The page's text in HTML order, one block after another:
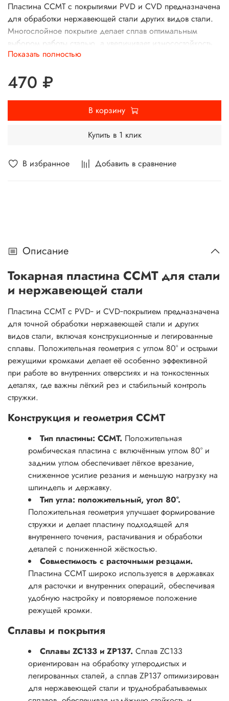
В избранное Добавить в сравнение
Пластина CCMT с покрытиями PVD и CVD предназначена
для обработки нержавеющей стали других видов стали.
Многослойное покрытие делает сплав оптимальным
выбором работы сталью, а увеличивает износостойкость
ударную вязкость, что подходит общей Стружколомы HM,
внутренними отверстиями.
Показать полностью
470 ₽
В корзину
Купить в 1 клик
Описание
Токарная пластина CCMT для стали
и нержавеющей стали
Пластина CCMT с PVD‑ и CVD‑покрытием предназначена
для точной обработки нержавеющей стали и других
видов стали, включая конструкционные и легированные
сплавы. Положительная геометрия с углом 80° и острыми
режущими кромками делает её особенно эффективной
при работе во внутренних отверстиях и на тонкостенных
деталях, где важны лёгкий рез и стабильный контроль
стружки.
Конструкция и геометрия CCMT
Тип пластины: CCMT. Положительная
ромбическая пластина с включённым углом 80° и
задним углом обеспечивает лёгкое врезание,
сниженное усилие резания и меньшую нагрузку на
шпиндель и державку.
Тип угла: положительный, угол 80°.
Положительная геометрия улучшает формирование
стружки и делает пластину подходящей для
внутреннего точения, растачивания и обработки
деталей с пониженной жёсткостью.
Совместимость с расточными резцами.
Пластина CCMT широко используется в державках
для расточки и внутренних операций, обеспечивая
удобную настройку и повторяемое положение
режущей кромки.
Сплавы и покрытия
Сплавы ZC133 и ZP137. Сплав ZC133
ориентирован на обработку углеродистых и
легированных сталей, а сплав ZP137 оптимизирован
для нержавеющей стали и труднобрабатываемых